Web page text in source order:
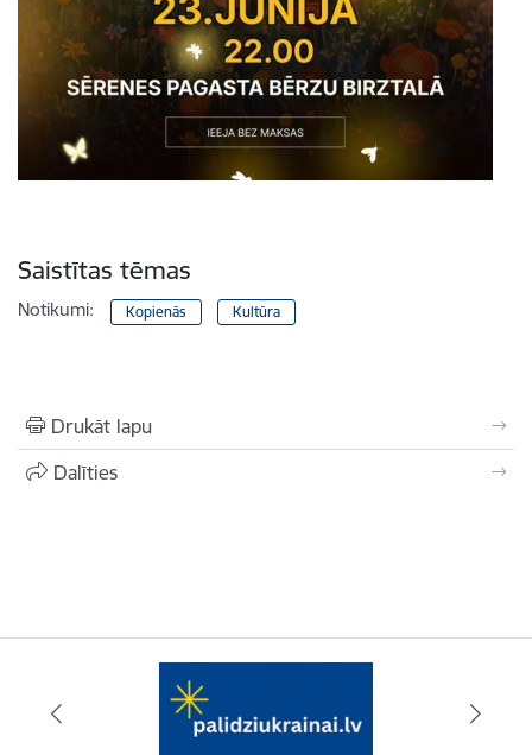
Saistītas tēmas
Notikumi: Kopienās Kultūra
Drukāt lapu
Dalīties